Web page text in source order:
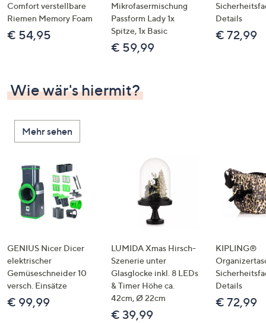
Comfort verstellbare
Riemen Memory Foam
€ 54,95
Mikrofasermischung
Passform Lady 1x
Spitze, 1x Basic
€ 59,99
Details
€ 72,99
Wie wär's hiermit?
Mehr sehen
GENIUS Nicer Dicer
elektrischer
Gemüseschneider 10
versch. Einsätze
€ 99,99
LUMIDA Xmas Hirsch-
Szenerie unter
Glasglocke inkl. 8 LEDs
& Timer Höhe ca.
42cm, Ø 22cm
€ 39,99
KIPLING®
Details
€ 72,99